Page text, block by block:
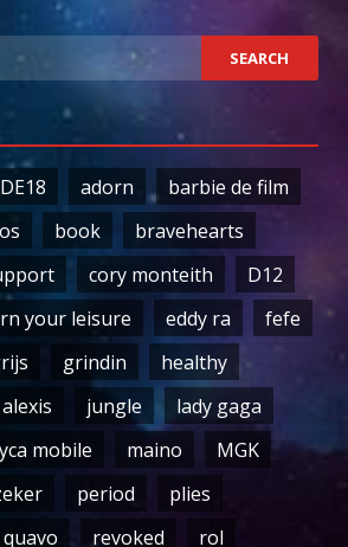
adorn
barbie de film
book
bravehearts
cory monteith
D12
your leisure eddy ra
fefe
grindin
healthy
jungle
lady gaga
mobile maino
MGK
period
plies
quavo revoked rol